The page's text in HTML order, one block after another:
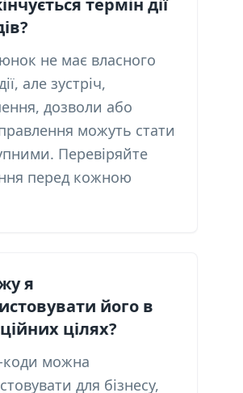
термін дії
не має власного
але зустріч,
дозволи або
можуть стати
Перевіряйте
перед кожною
я
його в
цілях?
коди можна
для бізнесу,